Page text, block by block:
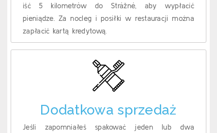
iść 5 kilometrów do Strážné, aby wypłacić
pieniądze. Za nocleg i posiłki w restauracji można
zapłacić kartą kredytową.
Dodatkowa sprzedaż
Jeśli zapomniałeś spakować jeden lub dwa